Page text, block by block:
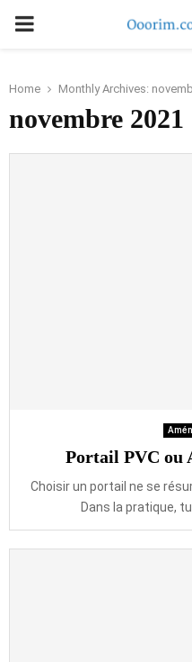
PRIMARY
Home Monthly Archives:
novembre 2021
Portail PVC ou
Choisir un portail ne se
Dans la pratique,